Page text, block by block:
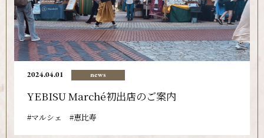
2024.04.01 news
YEBISU Marché初出店のご案内
マルシェ 恵比寿